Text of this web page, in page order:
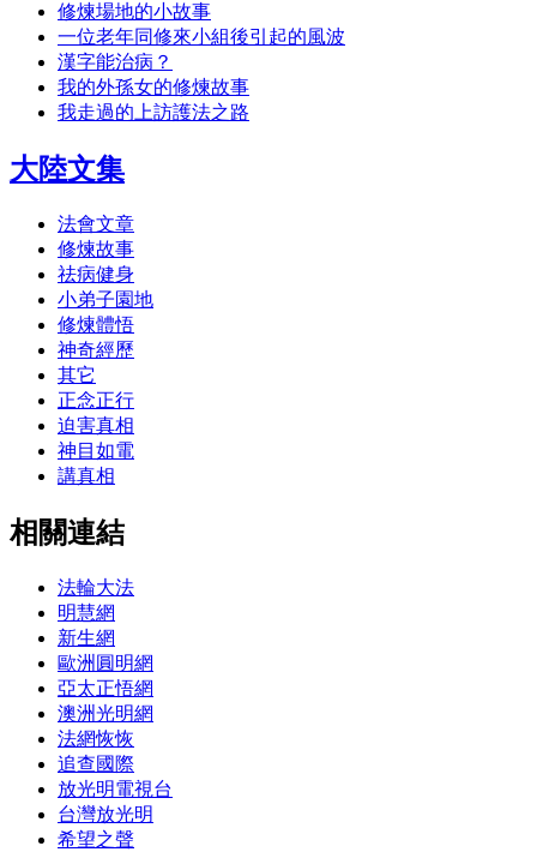
修煉場地的小故事
一位老年同修來小組後引起的風波
漢字能治病？
我的外孫女的修煉故事
我走過的上訪護法之路
大陸文集
法會文章
修煉故事
祛病健身
小弟子園地
修煉體悟
神奇經歷
其它
正念正行
迫害真相
神目如電
講真相
相關連結
法輪大法
明慧網
新生網
歐洲圓明網
亞太正悟網
澳洲光明網
法網恢恢
追查國際
放光明電視台
台灣放光明
希望之聲